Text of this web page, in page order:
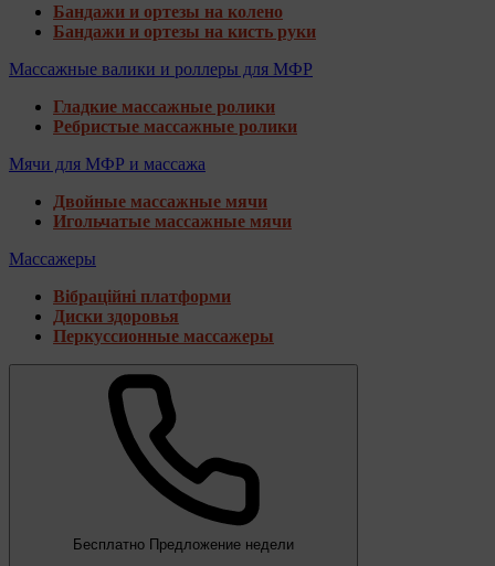
Бандажи и ортезы на колено
Бандажи и ортезы на кисть руки
Массажные валики и роллеры для МФР
Гладкие массажные ролики
Ребристые массажные ролики
Мячи для МФР и массажа
Двойные массажные мячи
Игольчатые массажные мячи
Массажеры
Вібраційні платформи
Диски здоровья
Перкуссионные массажеры
Бесплатно Предложение недели